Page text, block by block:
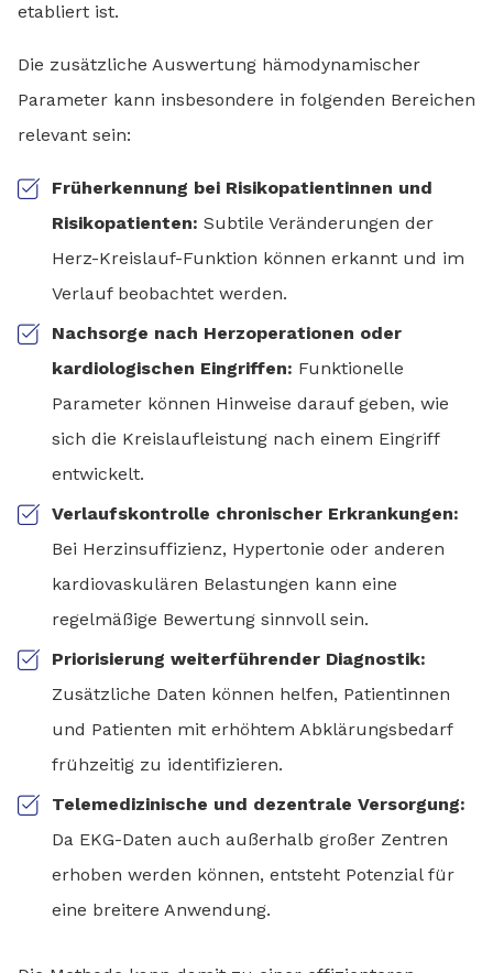
etabliert ist.
Die zusätzliche Auswertung hämodynamischer
Parameter kann insbesondere in folgenden Bereichen
relevant sein:
Früherkennung bei Risikopatientinnen und
Risikopatienten: Subtile Veränderungen der
Herz-Kreislauf-Funktion können erkannt und im
Verlauf beobachtet werden.
Nachsorge nach Herzoperationen oder
kardiologischen Eingriffen: Funktionelle
Parameter können Hinweise darauf geben, wie
sich die Kreislaufleistung nach einem Eingriff
entwickelt.
Verlaufskontrolle chronischer Erkrankungen:
Bei Herzinsuffizienz, Hypertonie oder anderen
kardiovaskulären Belastungen kann eine
regelmäßige Bewertung sinnvoll sein.
Priorisierung weiterführender Diagnostik:
Zusätzliche Daten können helfen, Patientinnen
und Patienten mit erhöhtem Abklärungsbedarf
frühzeitig zu identifizieren.
Telemedizinische und dezentrale Versorgung:
Da EKG-Daten auch außerhalb großer Zentren
erhoben werden können, entsteht Potenzial für
eine breitere Anwendung.